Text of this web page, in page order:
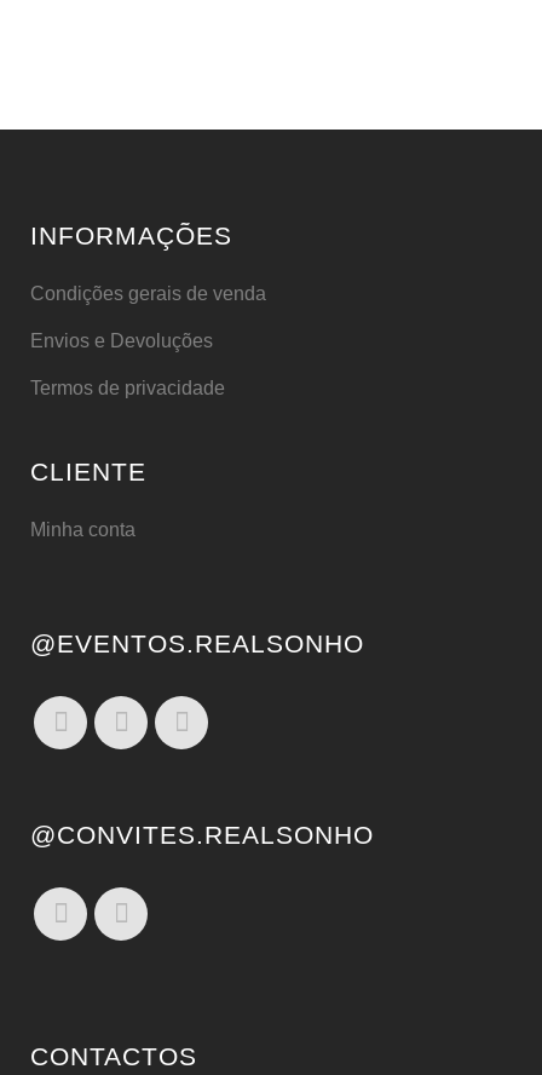
INFORMAÇÕES
Condições gerais de venda
Envios e Devoluções
Termos de privacidade
CLIENTE
Minha conta
@EVENTOS.REALSONHO
@CONVITES.REALSONHO
CONTACTOS